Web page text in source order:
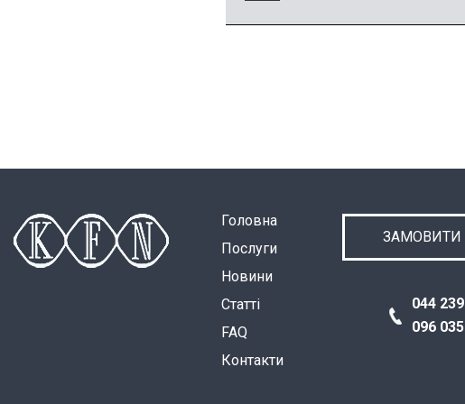
Головна
Послуги
Новини
Статті
FAQ
Контакти
ЗАМОВИТИ
044
096